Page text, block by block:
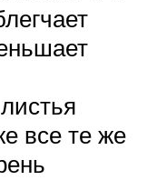
все те же